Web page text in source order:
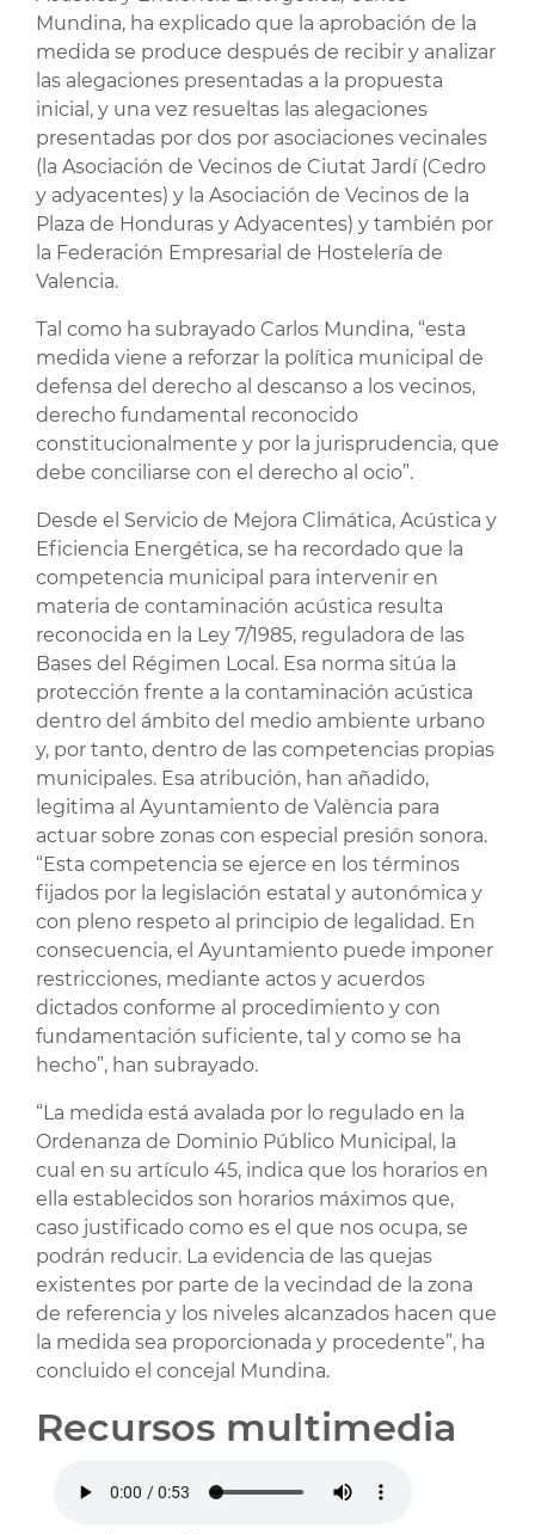
Mundina, ha explicado que la aprobación de la
medida se produce después de recibir y analizar
las alegaciones presentadas a la propuesta
inicial, y una vez resueltas las alegaciones
presentadas por dos por asociaciones vecinales
(la Asociación de Vecinos de Ciutat Jardí (Cedro
y adyacentes) y la Asociación de Vecinos de la
Plaza de Honduras y Adyacentes) y también por
la Federación Empresarial de Hostelería de
Valencia.
Tal como ha subrayado Carlos Mundina, “esta
medida viene a reforzar la política municipal de
defensa del derecho al descanso a los vecinos,
derecho fundamental reconocido
constitucionalmente y por la jurisprudencia, que
debe conciliarse con el derecho al ocio”.
Desde el Servicio de Mejora Climática, Acústica y
Eficiencia Energética, se ha recordado que la
competencia municipal para intervenir en
materia de contaminación acústica resulta
reconocida en la Ley 7/1985, reguladora de las
Bases del Régimen Local. Esa norma sitúa la
protección frente a la contaminación acústica
dentro del ámbito del medio ambiente urbano
y, por tanto, dentro de las competencias propias
municipales. Esa atribución, han añadido,
legitima al Ayuntamiento de València para
actuar sobre zonas con especial presión sonora.
“Esta competencia se ejerce en los términos
fijados por la legislación estatal y autonómica y
con pleno respeto al principio de legalidad. En
consecuencia, el Ayuntamiento puede imponer
restricciones, mediante actos y acuerdos
dictados conforme al procedimiento y con
fundamentación suficiente, tal y como se ha
hecho”, han subrayado.
“La medida está avalada por lo regulado en la
Ordenanza de Dominio Público Municipal, la
cual en su artículo 45, indica que los horarios en
ella establecidos son horarios máximos que,
caso justificado como es el que nos ocupa, se
podrán reducir. La evidencia de las quejas
existentes por parte de la vecindad de la zona
de referencia y los niveles alcanzados hacen que
la medida sea proporcionada y procedente”, ha
concluido el concejal Mundina.
Recursos multimedia